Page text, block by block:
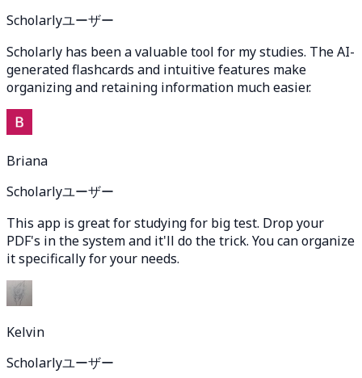
Scholarlyユーザー
Scholarly has been a valuable tool for my studies. The AI-
generated flashcards and intuitive features make
organizing and retaining information much easier.
Briana
Scholarlyユーザー
This app is great for studying for big test. Drop your
PDF's in the system and it'll do the trick. You can organize
it specifically for your needs.
Kelvin
Scholarlyユーザー